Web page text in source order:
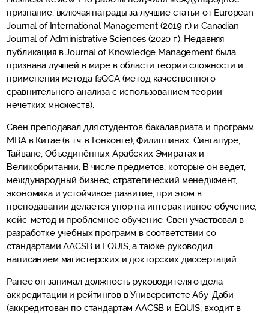
признание, включая награды за лучшие статьи от European
Journal of International Management (2019 г.) и Canadian
Journal of Administrative Sciences (2020 г.). Недавняя
публикация в Journal of Knowledge Management была
признана лучшей в мире в области теории сложности и
применения метода fsQCA (метод качественного
сравнительного анализа с использованием теории
нечетких множеств).
Свен преподавал для студентов бакалавриата и программ
MBA в Китае (в т.ч. в Гонконге), Филиппинах, Сингапуре,
Тайване, Объединённых Арабских Эмиратах и
Великобритании. В числе предметов, которые он ведет,
международный бизнес, стратегический менеджмент,
экономика и устойчивое развитие, при этом в
преподавании делается упор на интерактивное обучение,
кейс-метод и проблемное обучение. Свен участвовал в
разработке учебных программ в соответствии со
стандартами AACSB и EQUIS, а также руководил
написанием магистерских и докторских диссертаций.
Ранее он занимал должность руководителя отдела
аккредитации и рейтингов в Университете Абу-Даби
(аккредитован по стандартам AACSB и EQUIS; входит в